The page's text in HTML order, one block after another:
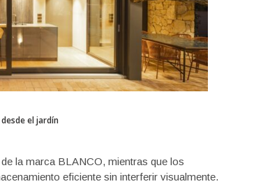
el jardín
la marca BLANCO, mientras que los
eficiente sin interferir visualmente.